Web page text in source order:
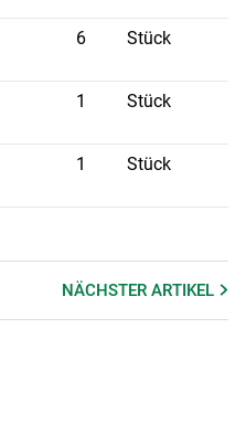
6 Stück
1 Stück
1 Stück
NÄCHSTERARTIKEL